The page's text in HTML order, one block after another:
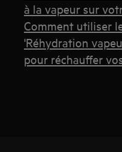
à la vapeur sur
Comment utiliser
'Réhydration
pour réchauffer